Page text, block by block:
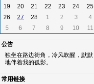
19
20 21 22 23 24
25
26
27 28 1 2 3
4
5
6 7 8 9 10 11
公告
独坐在路边街角，冷风吹醒，默默
地伴着我的孤影。
常用链接